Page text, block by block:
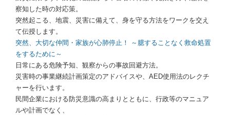
察知した時の対応策。
突然起こる、地震、災害に備えて、身を守る方法をワークを交え
て伝授します。
突然、大切な仲間・家族が心肺停止！ ～臆することなく救命処置
をするために～
日常にある危険予知、観察からの事故回避方法。
災害時の事業継続計画策定のアドバイスや、AED使用法のレクチ
ャーを行います。
民間企業における防災意識の高まりとともに、行政等のマニュア
ルや計画でなく、